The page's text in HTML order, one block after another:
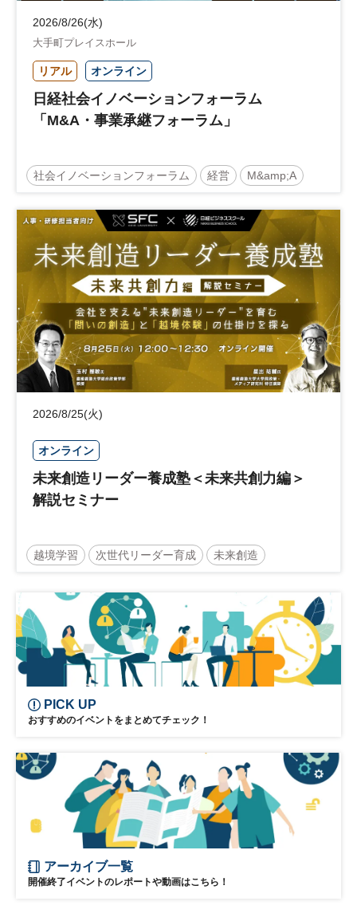
2026/8/26(水)
大手町プレイスホール
リアル オンライン
日経社会イノベーションフォーラム
「M&A・事業承継フォーラム」
社会イノベーションフォーラム 経営 M&amp;A
事業承継 中堅中小企業
日経社会イノベーションフォーラム 参加無料
2026/8/25(火)
オンライン
未来創造リーダー養成塾＜未来共創力編＞
解説セミナー
越境学習 次世代リーダー育成 未来創造
日経オンラインセミナー
PICK UP
おすすめのイベントをまとめてチェック！
アーカイブ一覧
開催終了イベントのレポートや動画はこちら！